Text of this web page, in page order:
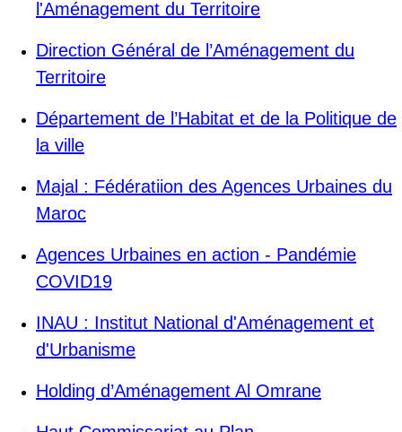
l'Aménagement du Territoire
Direction Général de l’Aménagement du
Territoire
Département de l’Habitat et de la Politique de
la ville
Majal : Fédératiion des Agences Urbaines du
Maroc
Agences Urbaines en action - Pandémie
COVID19
INAU : Institut National d'Aménagement et
d'Urbanisme
Holding d’Aménagement Al Omrane